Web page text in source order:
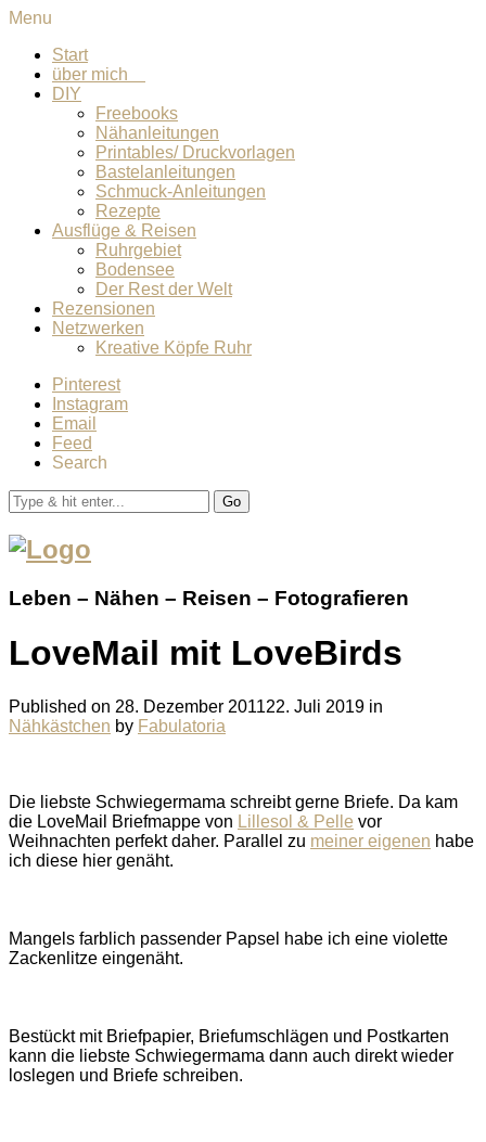
Menu
Start
über mich
DIY
Freebooks
Nähanleitungen
Printables/ Druckvorlagen
Bastelanleitungen
Schmuck-Anleitungen
Rezepte
Ausflüge & Reisen
Ruhrgebiet
Bodensee
Der Rest der Welt
Rezensionen
Netzwerken
Kreative Köpfe Ruhr
Pinterest
Instagram
Email
Feed
Search
Go
Leben – Nähen – Reisen – Fotografieren
LoveMail mit LoveBirds
Published on 28. Dezember 201122. Juli 2019 in
Nähkästchen by Fabulatoria
Die liebste Schwiegermama schreibt gerne Briefe. Da kam
die LoveMail Briefmappe von Lillesol & Pelle vor
Weihnachten perfekt daher. Parallel zu meiner eigenen habe
ich diese hier genäht.
Mangels farblich passender Papsel habe ich eine violette
Zackenlitze eingenäht.
Bestückt mit Briefpapier, Briefumschlägen und Postkarten
kann die liebste Schwiegermama dann auch direkt wieder
loslegen und Briefe schreiben.